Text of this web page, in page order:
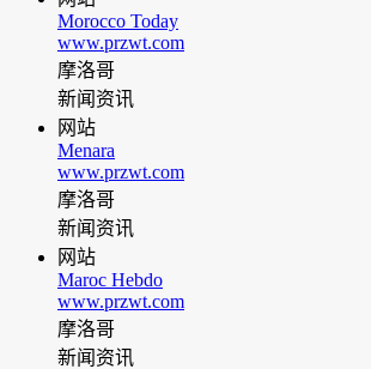
Morocco Today
www.przwt.com
摩洛哥
新闻资讯
网站
Menara
www.przwt.com
摩洛哥
新闻资讯
网站
Maroc Hebdo
www.przwt.com
摩洛哥
新闻资讯